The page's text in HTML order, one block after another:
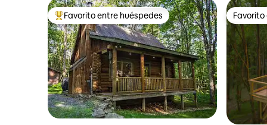
Favorito entre huéspedes preferido
Favorito entre huéspedes